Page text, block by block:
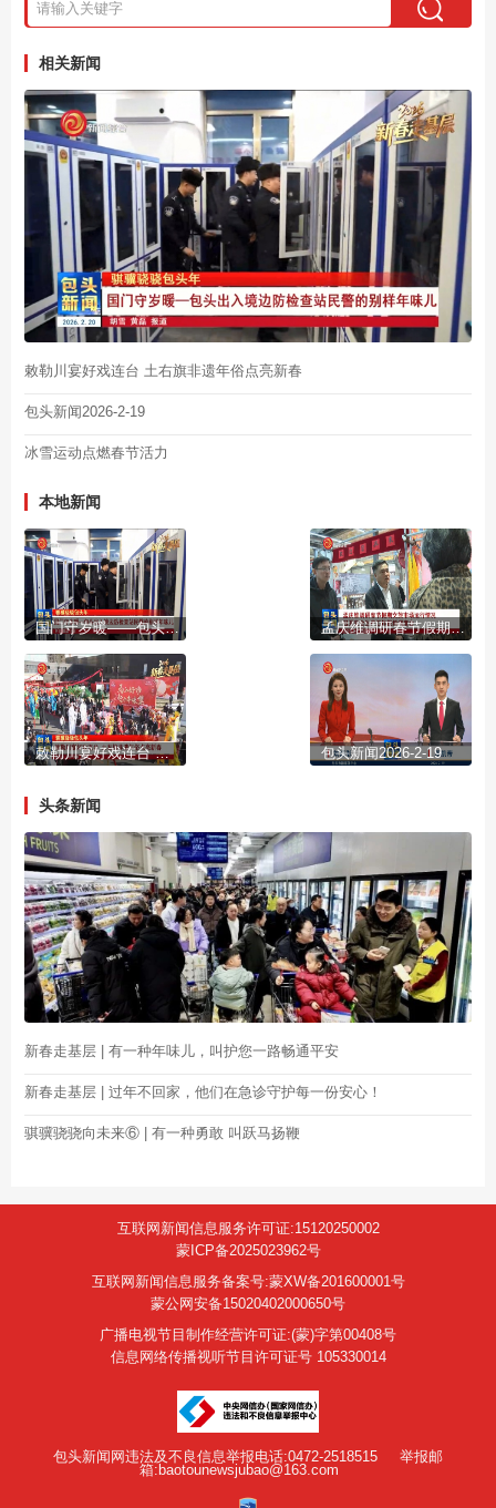
相关新闻
敕勒川宴好戏连台 土右旗非遗年俗点亮新春
包头新闻2026-2-19
冰雪运动点燃春节活力
本地新闻
国门守岁暖——包头出入境边防检查站民警的别样年味儿 孟庆维调研春节假期文旅市场运行情况 召开安全生产工作视频调度会
敕勒川宴好戏连台 土右旗非遗年俗点亮新春 包头新闻2026-2-19
头条新闻
新春走基层 | 有一种年味儿，叫护您一路畅通平安
新春走基层 | 过年不回家，他们在急诊守护每一份安心！
骐骥骁骁向未来⑥ | 有一种勇敢 叫跃马扬鞭
互联网新闻信息服务许可证:15120250002
蒙ICP备2025023962号
互联网新闻信息服务备案号:蒙XW备201600001号
蒙公网安备15020402000650号
广播电视节目制作经营许可证:(蒙)字第00408号
信息网络传播视听节目许可证号 105330014
包头新闻网违法及不良信息举报电话:0472-2518515
举报邮
箱:baotounewsjubao@163.com